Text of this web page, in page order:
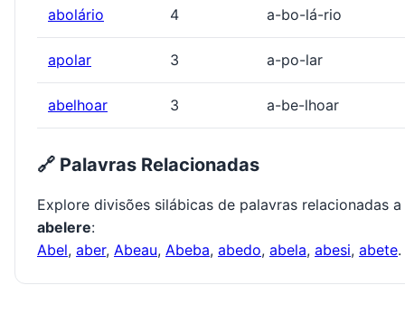
abolário 4 a-bo-lá-rio
apolar 3 a-po-lar
abelhoar 3 a-be-lhoar
🔗 Palavras Relacionadas
Explore divisões silábicas de palavras relacionadas a
abelere:
Abel, aber, Abeau, Abeba, abedo, abela, abesi, abete.